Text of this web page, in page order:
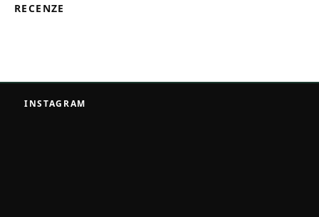
RECENZE
INSTAGRAM